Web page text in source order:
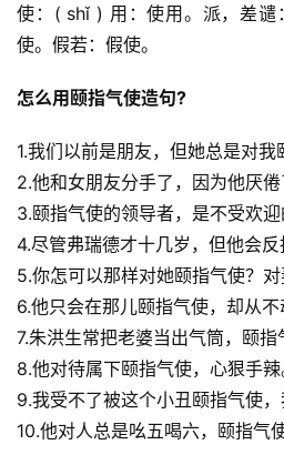
使：( shǐ ) 用：使用。派，差谴
使。假若：假使。
怎么用颐指气使造句?
1.我们以前是朋友，但她总是对我
2.他和女朋友分手了，因为他厌倦
3.颐指气使的领导者，是不受欢迎
4.尽管弗瑞德才十几岁，但他会反
5.你怎可以那样对她颐指气使？对
6.他只会在那儿颐指气使，却从不
7.朱洪生常把老婆当出气筒，颐指
8.他对待属下颐指气使，心狠手辣
9.我受不了被这个小丑颐指气使，
10.他对人总是吆五喝六，颐指气